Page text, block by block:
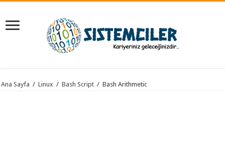
Ana Sayfa / Linux / Bash Script / Bash Arithmetic